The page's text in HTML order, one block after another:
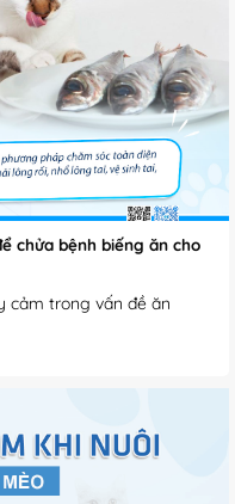
chửa bệnh biếng ăn cho
cảm trong vấn đề ăn